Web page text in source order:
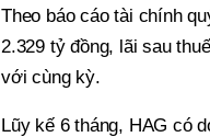
Theo báo cáo tài chính
2.329 tỷ đồng, lãi sau
với cùng kỳ.
Lũy kế 6 tháng, HAG có